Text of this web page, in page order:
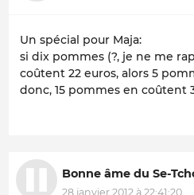
Un spécial pour Maja:
si dix pommes (?, je ne me
coûtent 22 euros, alors 5
donc, 15 pommes en coûtent
Bonne âme du Se-
28 janvier 2012 à 22:41:20